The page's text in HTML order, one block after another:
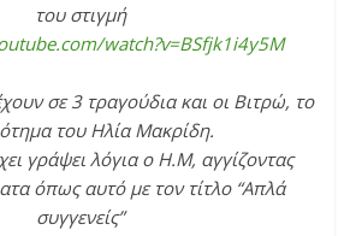
του στιγμή
watch?v=BSfjk1i4y5M
σε 3 τραγούδια και οι Βιτρώ, το
του Ηλία Μακρίδη.
γράψει λόγια ο Η.Μ, αγγίζοντας
όπως αυτό με τον τίτλο “Απλά
συγγενείς”